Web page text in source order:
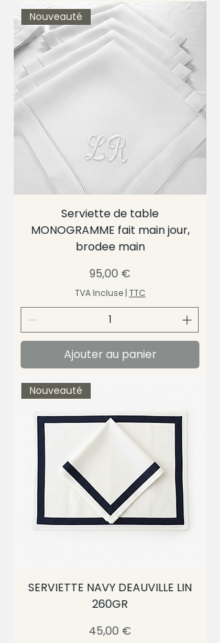
Nouveauté
Serviette de table
MONOGRAMME fait main jour,
brodee main
Prix
95,00 €
TVA Incluse| TTC
Ajouter au panier
Nouveauté
SERVIETTE NAVY DEAUVILLE LIN
260GR
Prix
45,00 €